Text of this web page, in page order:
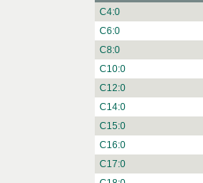
C4:0
C6:0
C8:0
C10:0
C12:0
C14:0
C15:0
C16:0
C17:0